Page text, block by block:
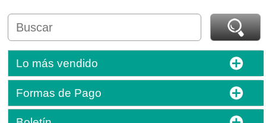
Lo más vendido
Formas de Pago